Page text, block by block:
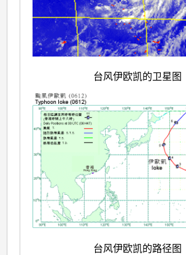
台风伊欧凯的卫星图
台风伊欧凯的路径图